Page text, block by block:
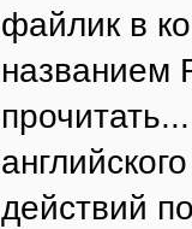
файлик в
названием
действий